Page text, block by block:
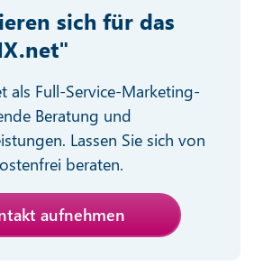
sich für das
als Full-Service-Marketing-
Beratung und
Lassen Sie sich von
beraten.
aufnehmen